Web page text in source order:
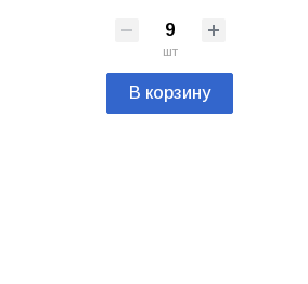
шт
В корзину